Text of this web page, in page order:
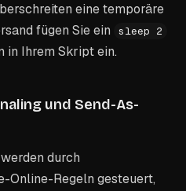
eine temporäre
fügen Sie ein
sleep 2
in Ihrem Skript ein.
und Send-As-
durch
Online-Regeln gesteuert,